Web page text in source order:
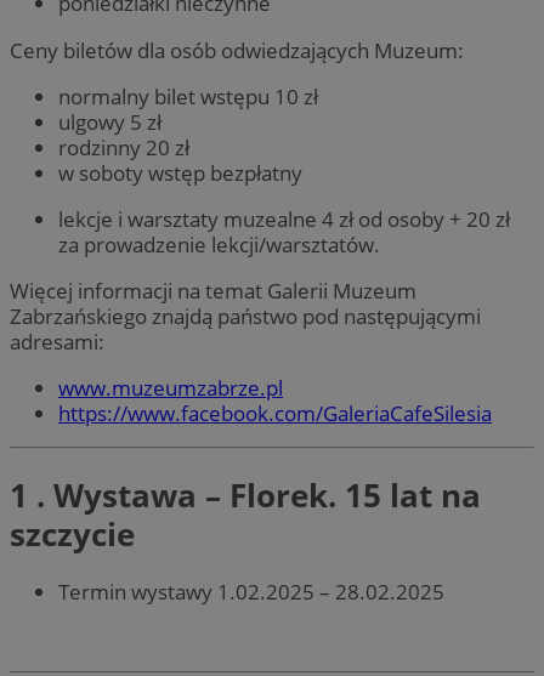
Ceny biletów dla osób odwiedzających Muzeum:
normalny bilet wstępu 10 zł
ulgowy 5 zł
rodzinny 20 zł
w soboty wstęp bezpłatny
lekcje i warsztaty muzealne 4 zł od osoby + 20 zł
za prowadzenie lekcji/warsztatów.
Więcej informacji na temat Galerii Muzeum
Zabrzańskiego znajdą państwo pod następującymi
adresami:
www.muzeumzabrze.pl
https://www.facebook.com/GaleriaCafeSilesia
1 . Wystawa – Florek. 15 lat na
szczycie
Termin wystawy 1.02.2025 – 28.02.2025